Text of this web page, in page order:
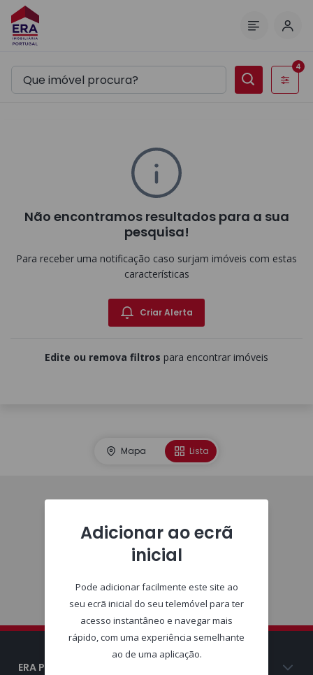
Filtros
4
Não encontramos resultados para a sua
pesquisa!
Para receber uma notificação caso surjam imóveis com estas
características
Criar Alerta
Edite ou remova filtros para encontrar imóveis
Mapa Lista
ERA Portugal
Adicionar ao ecrã
inicial
Pode adicionar facilmente este site ao
seu ecrã inicial do seu telemóvel para ter
acesso instantâneo e navegar mais
rápido, com uma experiência semelhante
ao de uma aplicação.